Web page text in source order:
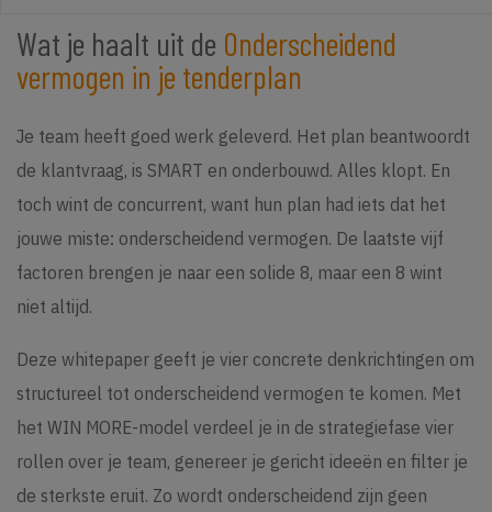
Wat je haalt uit de Onderscheidend
vermogen in je tenderplan
Je team heeft goed werk geleverd. Het plan beantwoordt
de klantvraag, is SMART en onderbouwd. Alles klopt. En
toch wint de concurrent, want hun plan had iets dat het
jouwe miste: onderscheidend vermogen. De laatste vijf
factoren brengen je naar een solide 8, maar een 8 wint
niet altijd.
Deze whitepaper geeft je vier concrete denkrichtingen om
structureel tot onderscheidend vermogen te komen. Met
het WIN MORE-model verdeel je in de strategiefase vier
rollen over je team, genereer je gericht ideeën en filter je
de sterkste eruit. Zo wordt onderscheidend zijn geen